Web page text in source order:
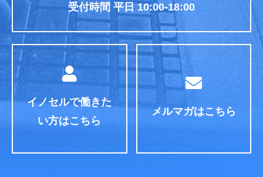
受付時間 平日 10:00-18:00
イノセルで働きた
い方はこちら
メルマガはこちら